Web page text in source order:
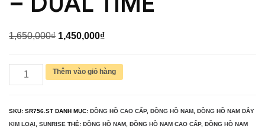
1,650,000₫ Giá
là:
1,450,000₫Giá
tại
ĐỒNG
HỒ
SUNRISE
Thêm vào giỏ hàng
SKU: SR756.ST DANH MỤC: ĐỒNG HỒ CAO CẤP, ĐỒNG HỒ NAM ĐỒNG HỒ NAM DÂY
KIM LOẠI
SUNRISE THẺ: ĐỒNG HỒ NAM ĐỒNG HỒ NAM CAO CẤP, ĐỒNG HỒ NAM